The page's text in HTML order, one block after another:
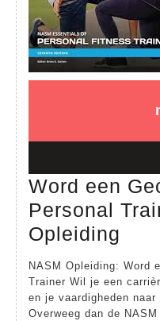
Word een
Personal
Opleiding
een
NASM Opleiding: Word
Trainer Wil je een
en je vaardigheden
Overweeg dan de